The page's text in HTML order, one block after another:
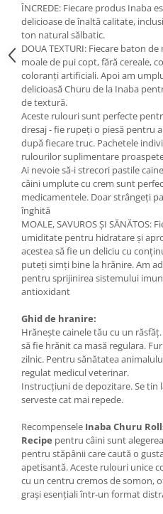
Lampi terarii
Suplimente vitamino minerale
reptile
Accesorii diverse terarii
Iazuri
Igiena Iazuri
Conditioner apa iaz
Hrana pesti iazuri
Teste apa iaz
Filtre iaz
Pompe iaz
Incalzitor Iaz
Accesorii iaz
Cai
Toaletare cai
Casti echitatie
Accesorii cai
ÎNCREDE: Fiecare produs Inaba
delicioase de înaltă calitate,
ton natural sălbatic.
DOUA TEXTURI: Fiecare baton
moale de pui copt, fără cereale,
coloranți artificiali. Apoi am
delicioasă Churu de la Inaba
de textură.
Aceste rulouri sunt perfecte
dresaj - fie rupeți o piesă pentru
după fiecare truc. Pachetele
rulourilor suplimentare
Ai nevoie să-i strecori pastile
câini umplute cu crem sunt
medicamentele. Doar strângeți
înghită
MOALE, SAVUROS ȘI SĂNĂTOS:
umiditate pentru hidratare și
acestea să fie un deliciu cu
puteți simți bine la hrănire. Am
pentru sprijinirea sistemului
antioxidant
Ghid de hranire:
Hrănește cainele tău cu un
să fie hrănit ca masă regulara.
zilnic. Pentru sănătatea
regulat medicul veterinar.
Instrucțiuni de depozitare. Se tin
serveste cat mai repede.
Recompensele Inaba Churu
Recipe pentru câini sunt
pentru stăpânii care caută o
apetisantă.Aceste rulouri unice
cu un centru cremos de somon,
grași esențiali într-un format